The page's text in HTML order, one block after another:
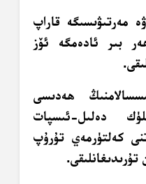
مەرتىۋىسىگە قاراپ
بىر ئادەمگە ئۆز
ھەدىسى
دەلىل-ئىسپات
كەلتۈرمەي تۇرۇپ